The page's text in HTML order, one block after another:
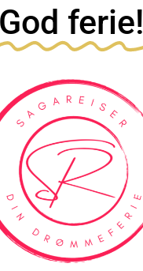
God ferie!